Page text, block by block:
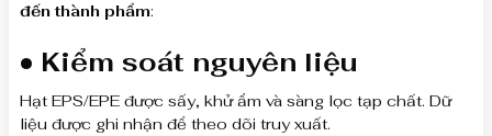
đến thành phẩm:
• Kiểm soát nguyên liệu
Hạt EPS/EPE được sấy, khử ẩm và sàng lọc tạp chất. Dữ
liệu được ghi nhận để theo dõi truy xuất.